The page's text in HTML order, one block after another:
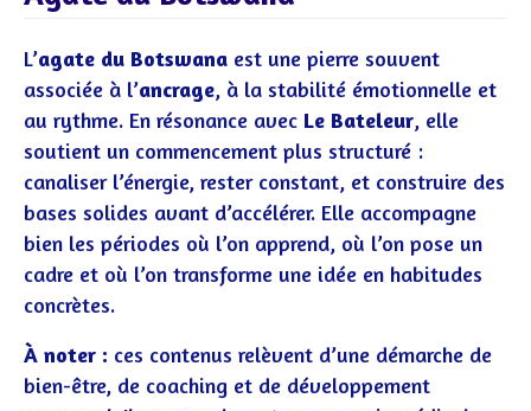
L’agate du Botswana est une pierre souvent
associée à l’ancrage, à la stabilité émotionnelle et
au rythme. En résonance avec Le Bateleur, elle
soutient un commencement plus structuré :
canaliser l’énergie, rester constant, et construire des
bases solides avant d’accélérer. Elle accompagne
bien les périodes où l’on apprend, où l’on pose un
cadre et où l’on transforme une idée en habitudes
concrètes.
À noter : ces contenus relèvent d’une démarche de
bien-être, de coaching et de développement